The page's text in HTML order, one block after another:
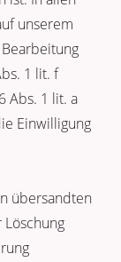
unserem
1 lit. f
Abs. 1 lit. a
Einwilligung
übersandten